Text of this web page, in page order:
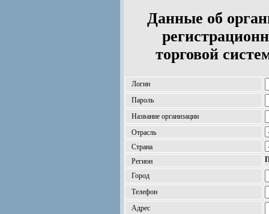
Данные об
торговой
Логин
Пароль
Название организации
Отрасль
Страна
Регион
Город
Телефон
Адрес